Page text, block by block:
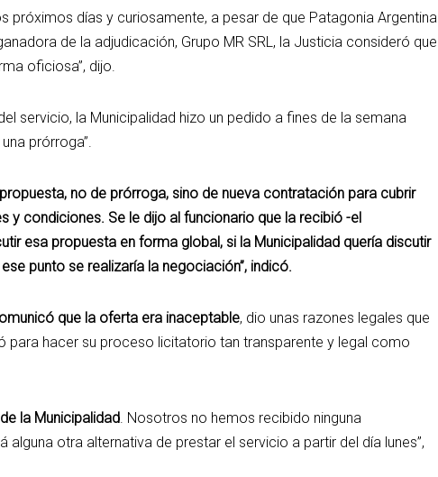
próximos días y curiosamente, a pesar de que Patagonia Argentina
de la adjudicación, Grupo MR SRL, la Justicia consideró que
oficiosa”, dijo.
servicio, la Municipalidad hizo un pedido a fines de la semana
prórroga”.
no de prórroga, sino de nueva contratación para cubrir
y condiciones. Se le dijo al funcionario que la recibió -el
esa propuesta en forma global, si la Municipalidad quería discutir
punto se realizaría la negociación”, indicó.
que la oferta era inaceptable, dio unas razones legales que
para hacer su proceso licitatorio tan transparente y legal como
la Municipalidad. Nosotros no hemos recibido ninguna
otra alternativa de prestar el servicio a partir del día lunes”,